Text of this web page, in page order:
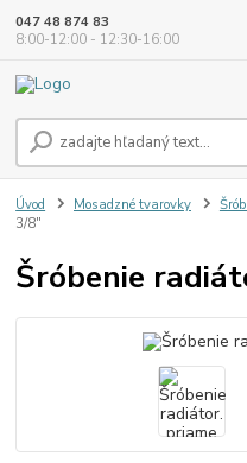
047 48 874 83
8:00-12:00 - 12:30-16:00
Úvod Mosadzné tvarovky
3/8"
Šróbenie